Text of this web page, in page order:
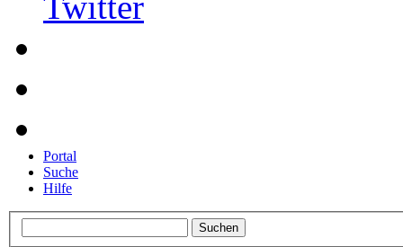
Portal
Suche
Hilfe